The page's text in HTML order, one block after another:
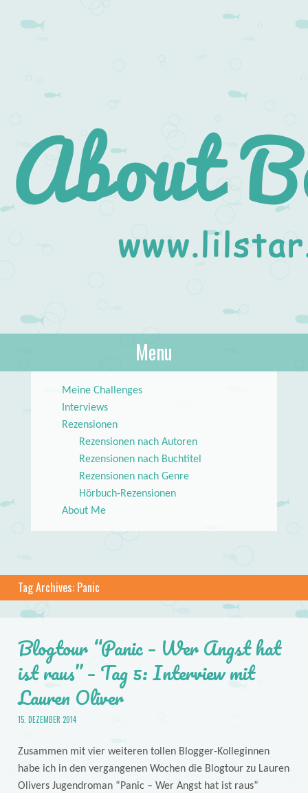
About Books
lilstar.de
Menu
Meine Challenges
Interviews
Rezensionen
Rezensionen nach Autoren
Rezensionen nach Buchtitel
Rezensionen nach Genre
Hörbuch-Rezensionen
About Me
Tag Archives: Panic
Blogtour “Panic – Wer Angst hat
ist raus” – Tag 5: Interview mit
Lauren Oliver
15. DEZEMBER 2014
Zusammen mit vier weiteren tollen Blogger-Kolleginnen
habe ich in den vergangenen Wochen die Blogtour zu Lauren
Olivers Jugendroman “Panic – Wer Angst hat ist raus”